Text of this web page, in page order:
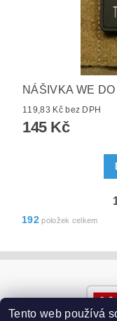
NÁŠIVKA WE
119,83 Kč bez DPH
145 Kč
192položek celkem
Tento web používá